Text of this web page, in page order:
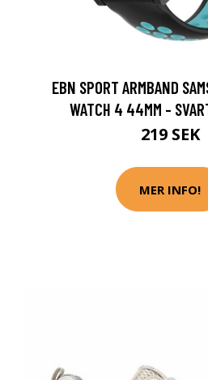
EBN SPORT ARMBAND
WATCH 4 44MM -
219 SEK
MER INFO!